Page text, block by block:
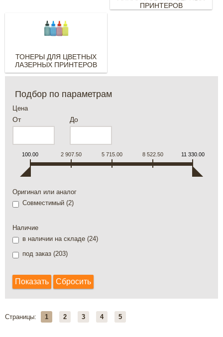
ПРИНТЕРОВ
ТОНЕРЫ ДЛЯ ЦВЕТНЫХ
ЛАЗЕРНЫХ ПРИНТЕРОВ
Подбор по параметрам
Цена
От До
100.00 2 907.50 5 715.00 8 522.50 11 330.00
Оригинал или аналог
Совместимый (2)
Наличие
в наличии на складе (24)
под заказ (203)
Страницы: 1 2 3 4 5